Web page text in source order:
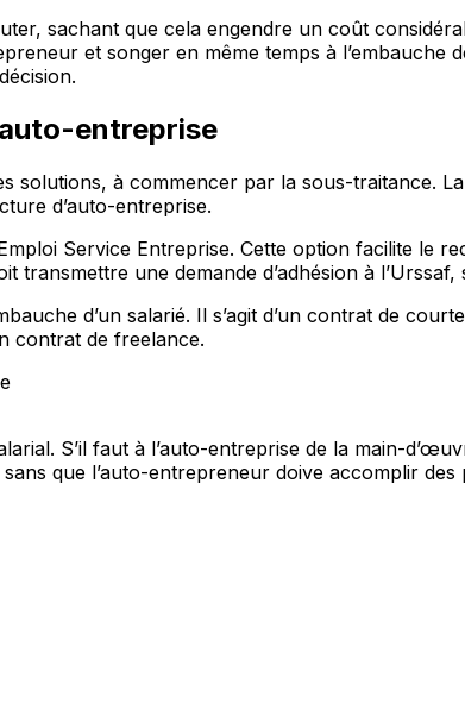
sachant que cela engendre un coût
et songer en même temps à l’embauche
entreprise
solutions, à commencer par la sous-traitance.
d’auto-entreprise.
Service Entreprise. Cette option facilite le
une demande d’adhésion à l’Urssaf,
d’un salarié. Il s’agit d’un contrat de
contrat de freelance.
S’il faut à l’auto-entreprise de la main-
que l’auto-entrepreneur doive accomplir